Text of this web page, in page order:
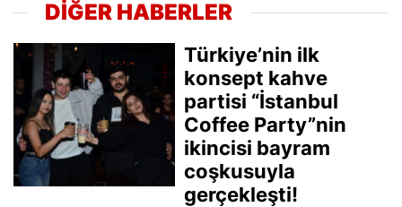
DİĞER HABERLER
Türkiye’nin ilk
konsept kahve
partisi “İstanbul
Coffee Party”nin
ikincisi bayram
coşkusuyla
gerçekleşti!